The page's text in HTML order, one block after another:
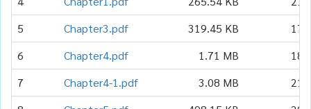
5
Chapter3.pdf 319.45 KB
177
6
Chapter4.pdf 1.71 MB
185
7
Chapter4-1.pdf 3.08 MB
217